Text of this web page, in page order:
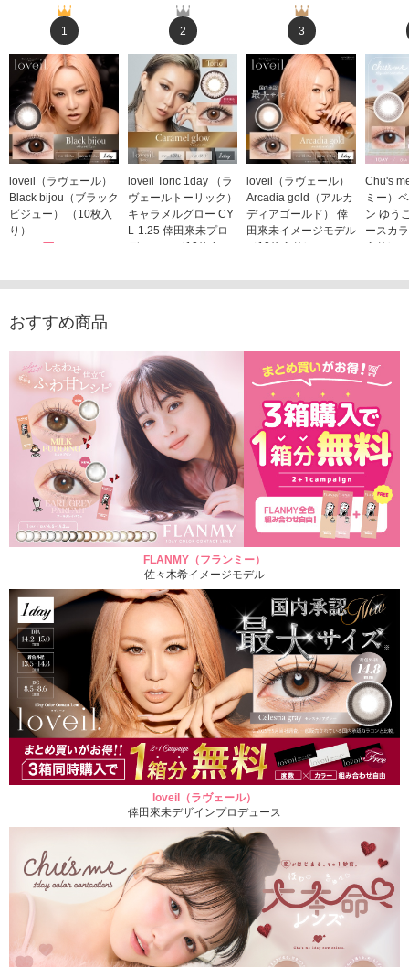
1
loveil（ラヴェール）
Black bijou（ブラック
ビジュー） （10枚入
り）
1,760円
2
loveil Toric 1day （ラ
ヴェールトーリック）
キャラメルグロー CY
L-1.25 倖田來未プロ
デュース （10枚入
1,760円(税込)
3
loveil（ラヴェール）
Arcadia gold（アルカ
ディアゴールド） 倖
田來未イメージモデル
（10枚入り）
Chu's
ミー）
ン ゆう
ースカ
入り）
おすすめ商品
FLANMY（フランミー）
佐々木希イメージモデル
loveil（ラヴェール）
倖田來未デザインプロデュース